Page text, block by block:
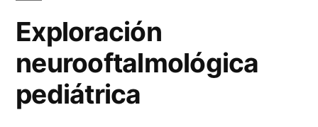
Exploración
neurooftalmológica
pediátrica